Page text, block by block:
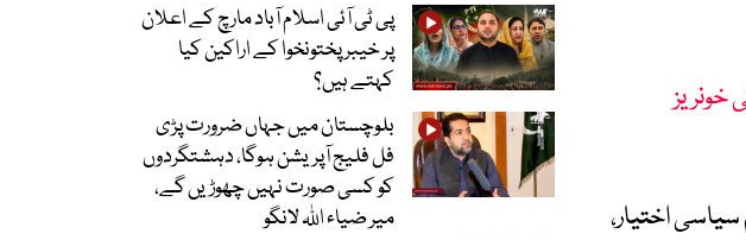
خونریز
اختیار،
پی ٹی آئی اسلام آباد مارچ کے اعلان
پر خیبر پختونخوا کے اراکین کیا
کہتے ہیں؟
بلوچستان میں جہاں ضرورت پڑی
فل فلیج آپریشن ہوگا، دہشتگردوں
کو کسی صورت نہیں چھوڑیں گے،
میر ضیاء اللہ لانگو